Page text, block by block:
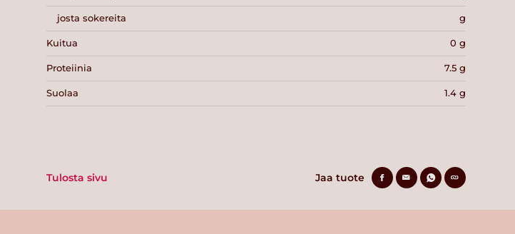
josta sokereita g
Kuitua 0 g
Proteiinia 7.5 g
Suolaa 1.4 g
Tulosta sivu Jaa tuote